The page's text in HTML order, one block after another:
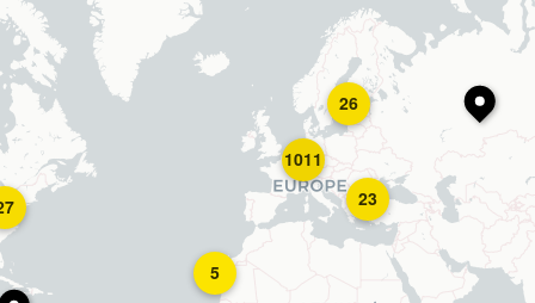
26
5
23
1011